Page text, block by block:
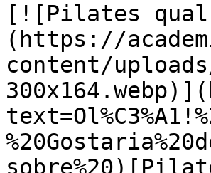
[![Pilates qual
(https://
content/